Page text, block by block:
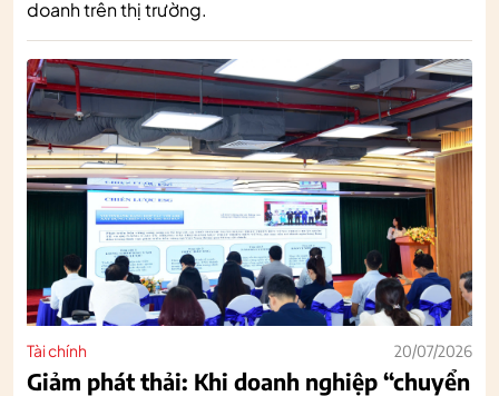
doanh trên thị trường.
Tài chính 20/07/2026
Giảm phát thải: Khi doanh nghiệp “chuyển